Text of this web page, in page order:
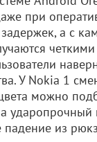
при
задержек, а с
У Nokia 1
можно
ударопрочный
из